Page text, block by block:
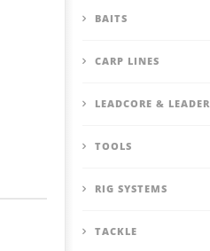
BAITS
CARP LINES
LEADCORE & LEADER
TOOLS
RIG SYSTEMS
TACKLE